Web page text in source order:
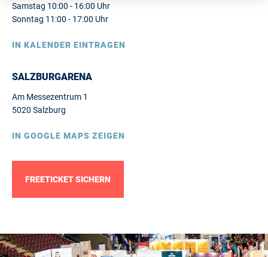
Samstag 10:00 - 16:00 Uhr
Sonntag 11:00 - 17:00 Uhr
IN KALENDER EINTRAGEN
SALZBURGARENA
Am Messezentrum 1
5020 Salzburg
IN GOOGLE MAPS ZEIGEN
FREETICKET SICHERN